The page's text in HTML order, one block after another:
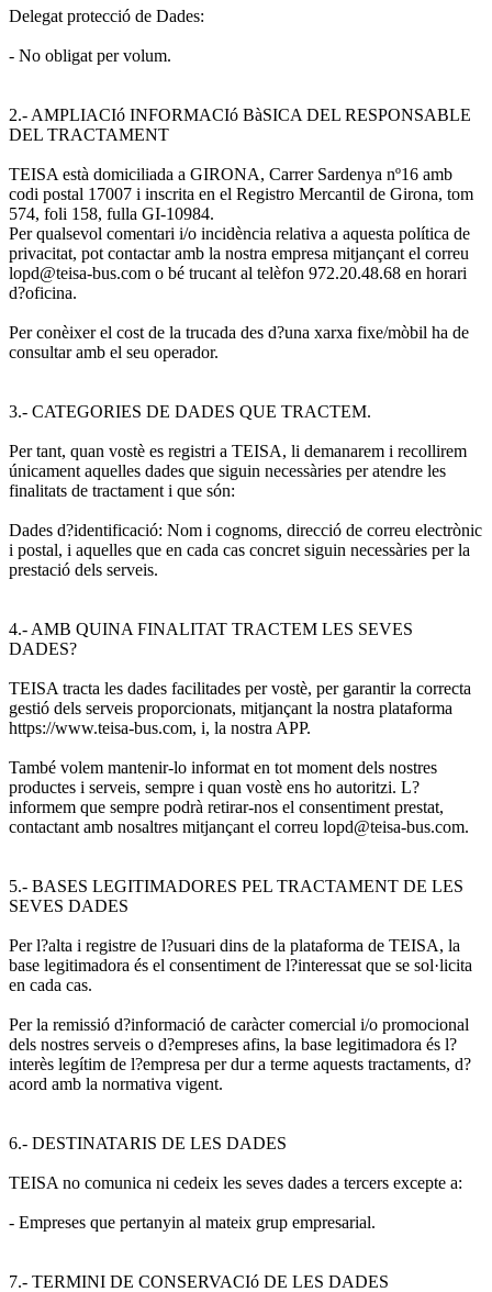
Delegat protecció de Dades:
- No obligat per volum.
2.- AMPLIACIó INFORMACIó BàSICA DEL RESPONSABLE
DEL TRACTAMENT
TEISA està domiciliada a GIRONA, Carrer Sardenya nº16 amb
codi postal 17007 i inscrita en el Registro Mercantil de Girona, tom
574, foli 158, fulla GI-10984.
Per qualsevol comentari i/o incidència relativa a aquesta política de
privacitat, pot contactar amb la nostra empresa mitjançant el correu
lopd@teisa-bus.com o bé trucant al telèfon 972.20.48.68 en horari
d?oficina.
Per conèixer el cost de la trucada des d?una xarxa fixe/mòbil ha de
consultar amb el seu operador.
3.- CATEGORIES DE DADES QUE TRACTEM.
Per tant, quan vostè es registri a TEISA, li demanarem i recollirem
únicament aquelles dades que siguin necessàries per atendre les
finalitats de tractament i que són:
Dades d?identificació: Nom i cognoms, direcció de correu electrònic
i postal, i aquelles que en cada cas concret siguin necessàries per la
prestació dels serveis.
4.- AMB QUINA FINALITAT TRACTEM LES SEVES
DADES?
TEISA tracta les dades facilitades per vostè, per garantir la correcta
gestió dels serveis proporcionats, mitjançant la nostra plataforma
https://www.teisa-bus.com, i, la nostra APP.
També volem mantenir-lo informat en tot moment dels nostres
productes i serveis, sempre i quan vostè ens ho autoritzi. L?
informem que sempre podrà retirar-nos el consentiment prestat,
contactant amb nosaltres mitjançant el correu lopd@teisa-bus.com.
5.- BASES LEGITIMADORES PEL TRACTAMENT DE LES
SEVES DADES
Per l?alta i registre de l?usuari dins de la plataforma de TEISA, la
base legitimadora és el consentiment de l?interessat que se sol·licita
en cada cas.
Per la remissió d?informació de caràcter comercial i/o promocional
dels nostres serveis o d?empreses afins, la base legitimadora és l?
interès legítim de l?empresa per dur a terme aquests tractaments, d?
acord amb la normativa vigent.
6.- DESTINATARIS DE LES DADES
TEISA no comunica ni cedeix les seves dades a tercers excepte a:
- Empreses que pertanyin al mateix grup empresarial.
7.- TERMINI DE CONSERVACIó DE LES DADES